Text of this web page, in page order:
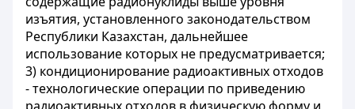
изъятия, установленного законодательством
Республики Казахстан, дальнейшее
использование которых не предусматривается;
3) кондиционирование радиоактивных отходов
- технологические операции по приведению